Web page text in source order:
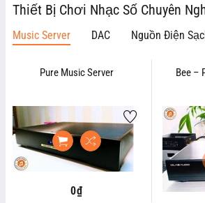
Thiết Bị Chơi Nhạc Số Chuyên
Music Server DAC Nguồn Điện
Pure Music Server
Regular
0₫
Bee –